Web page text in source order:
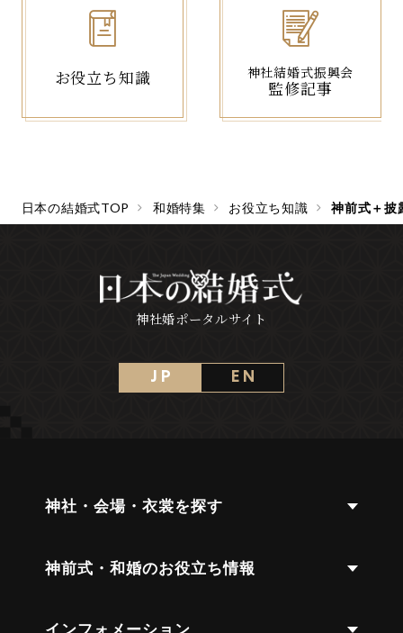
日本の結婚式TOP 和婚特集 お役立ち知識 神前式＋披
お役立ち知識 神社結婚式振興会
監修記事
神社婚ポータルサイト
J P E N
神社・会場・衣裳を探す
神前式・和婚のお役立ち情報